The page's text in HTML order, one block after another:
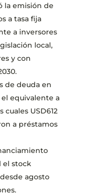
la emisión de
a tasa fija
a inversores
local,
y con
de deuda en
equivalente a
cuales USD612
a préstamos
el stock
agosto